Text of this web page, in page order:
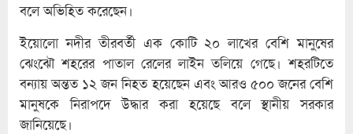
বলে অভিহিত করেছেন।
ইয়োলো নদীর তীরবর্তী এক কোটি ২০ লাখের বেশি মানুষের
ঝেংঝৌ শহরের পাতাল রেলের লাইন তলিয়ে গেছে। শহরটিতে
বন্যায় অন্তত ১২ জন নিহত হয়েছেন এবং আরও ৫০০ জনের বেশি
মানুষকে নিরাপদে উদ্ধার করা হয়েছে বলে স্থানীয় সরকার
জানিয়েছে।